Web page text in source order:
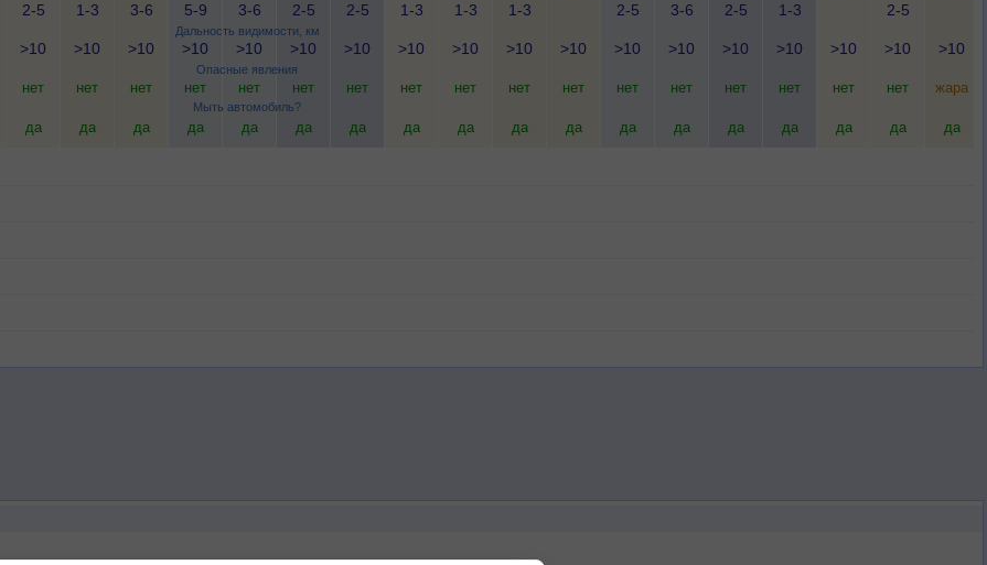
Дальность видимости, км
Опасные явления
Мыть автомобиль?
2-5
1-3
3-6
5-9
3-6
2-5
2-5
1-3
1-3
1-3
2-5
3-6
2-5
1-3
2-5
>10 >10 >10 >10 >10 >10 >10 >10 >10 >10 >10 >10 >10 >10 >10 >10 >10 >10
нет нет нет нет нет нет нет нет нет нет нет нет нет нет нет нет нет жара
да да да да да да да да да да да да да да да да да да